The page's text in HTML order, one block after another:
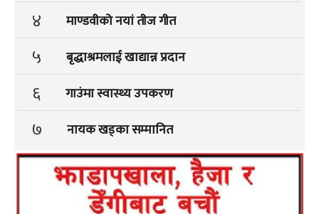
४ माण्डवीको नयां तीज गीत
५ बृद्धाश्रमलाई खाद्यान्न प्रदान
६ गाउंमा स्वास्थ्य उपकरण
७ नायक खड्का सम्मानित